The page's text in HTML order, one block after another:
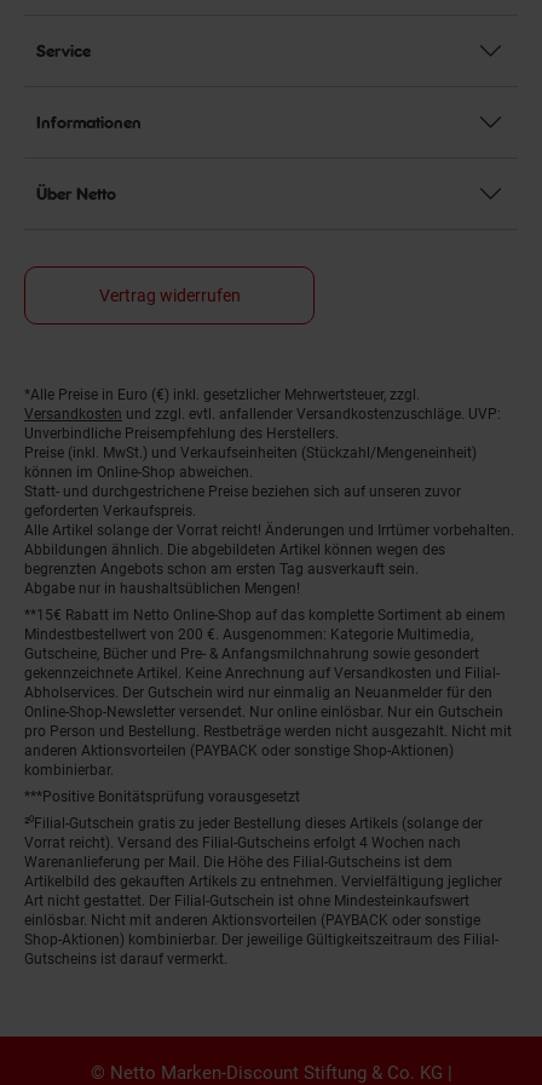
Service
Informationen
Über Netto
Vertrag widerrufen
Fußnoten
*Alle Preise in Euro (€) inkl. gesetzlicher Mehrwertsteuer, zzgl.
Versandkosten und zzgl. evtl. anfallender Versandkostenzuschläge. UVP:
Unverbindliche Preisempfehlung des Herstellers.
Preise (inkl. MwSt.) und Verkaufseinheiten (Stückzahl/Mengeneinheit)
können im Online-Shop abweichen.
Statt- und durchgestrichene Preise beziehen sich auf unseren zuvor
geforderten Verkaufspreis.
Alle Artikel solange der Vorrat reicht! Änderungen und Irrtümer vorbehalten.
Abbildungen ähnlich. Die abgebildeten Artikel können wegen des
begrenzten Angebots schon am ersten Tag ausverkauft sein.
Abgabe nur in haushaltsüblichen Mengen!
**15€ Rabatt im Netto Online-Shop auf das komplette Sortiment ab einem
Mindestbestellwert von 200 €. Ausgenommen: Kategorie Multimedia,
Gutscheine, Bücher und Pre- & Anfangsmilchnahrung sowie gesondert
gekennzeichnete Artikel. Keine Anrechnung auf Versandkosten und Filial-
Abholservices. Der Gutschein wird nur einmalig an Neuanmelder für den
Online-Shop-Newsletter versendet. Nur online einlösbar. Nur ein Gutschein
pro Person und Bestellung. Restbeträge werden nicht ausgezahlt. Nicht mit
anderen Aktionsvorteilen (PAYBACK oder sonstige Shop-Aktionen)
kombinierbar.
***Positive Bonitätsprüfung vorausgesetzt
²⁰Filial-Gutschein gratis zu jeder Bestellung dieses Artikels (solange der
Vorrat reicht). Versand des Filial-Gutscheins erfolgt 4 Wochen nach
Warenanlieferung per Mail. Die Höhe des Filial-Gutscheins ist dem
Artikelbild des gekauften Artikels zu entnehmen. Vervielfältigung jeglicher
Art nicht gestattet. Der Filial-Gutschein ist ohne Mindesteinkaufswert
einlösbar. Nicht mit anderen Aktionsvorteilen (PAYBACK oder sonstige
Shop-Aktionen) kombinierbar. Der jeweilige Gültigkeitszeitraum des Filial-
Gutscheins ist darauf vermerkt.
© Netto Marken-Discount Stiftung & Co. KG |